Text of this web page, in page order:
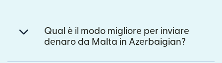
Qual è il modo migliore per inviare
denaro da Malta in Azerbaigian?